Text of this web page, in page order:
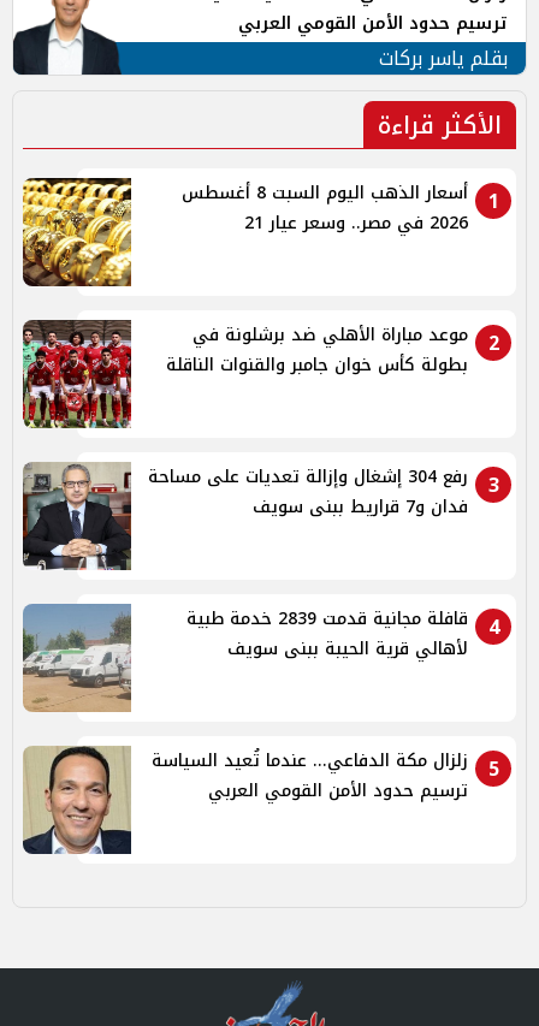
ترسيم حدود الأمن القومي العربي
بقلم ياسر بركات
الأكثر قراءة
1
أسعار الذهب اليوم السبت 8 أغسطس
2026 في مصر.. وسعر عيار 21
2
موعد مباراة الأهلي ضد برشلونة في
بطولة كأس خوان جامبر والقنوات الناقلة
3
رفع 304 إشغال وإزالة تعديات على مساحة
فدان و7 قراريط ببنى سويف
4
قافلة مجانية قدمت 2839 خدمة طبية
لأهالي قرية الحيبة ببنى سويف
5
زلزال مكة الدفاعي... عندما تُعيد السياسة
ترسيم حدود الأمن القومي العربي